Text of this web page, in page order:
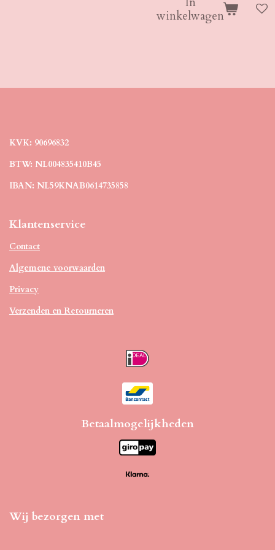
winkelwagen
KVK: 90696832
BTW: NL004835410B45
IBAN: NL59KNAB0614735858
Klantenservice
Contact
Algemene voorwaarden
Privacy
Verzenden en Retourneren
Betaalmogelijkheden
Wij bezorgen met